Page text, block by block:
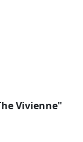
Vivienne"